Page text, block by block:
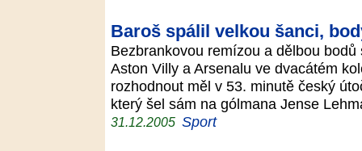
Baroš spálil velkou šanci,
Bezbrankovou remízou a dělbou
Aston Villy a Arsenalu ve dvacátém
rozhodnout měl v 53. minutě český
který šel sám na gólmana Jense
31.12.2005 Sport